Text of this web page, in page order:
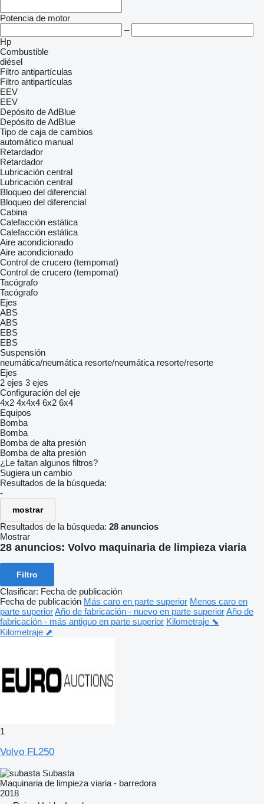
Potencia de motor
–
Hp
Combustible
diésel
Filtro antipartículas
Filtro antipartículas
EEV
EEV
Depósito de AdBlue
Depósito de AdBlue
Tipo de caja de cambios
automático manual
Retardador
Retardador
Lubricación central
Lubricación central
Bloqueo del diferencial
Bloqueo del diferencial
Cabina
Calefacción estática
Calefacción estática
Aire acondicionado
Aire acondicionado
Control de crucero (tempomat)
Control de crucero (tempomat)
Tacógrafo
Tacógrafo
Ejes
ABS
ABS
EBS
EBS
Suspensión
neumática/neumática resorte/neumática resorte/resorte
Ejes
2 ejes 3 ejes
Configuración del eje
4x2 4x4x4 6x2 6x4
Equipos
Bomba
Bomba
Bomba de alta presión
Bomba de alta presión
¿Le faltan algunos filtros?
Sugiera un cambio
Resultados de la búsqueda:
-
mostrar
Resultados de la búsqueda: 28 anuncios
Mostrar
28 anuncios: Volvo maquinaria de limpieza viaria
Filtro
Clasificar: Fecha de publicación
Fecha de publicación Más caro en parte superior Menos caro en
parte superiorAño de fabricación - nuevo en parte superiorAño de
fabricación - más antiguo en parte superior Kilometraje ⬊
Kilometraje ⬈
1
Volvo FL250
Subasta
Maquinaria de limpieza viaria - barredora
2018